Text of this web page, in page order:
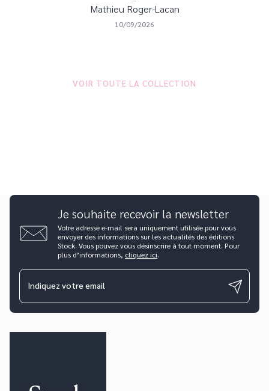
Mathieu Roger-Lacan
10/09/2026
VOIR TOUTE LA COLLECTION
Je souhaite recevoir la newsletter
Votre adresse e-mail sera uniquement utilisée pour vous
envoyer des informations sur les actualités des éditions
Stock. Vous pouvez vous désinscrire à tout moment. Pour
plus d’informations, cliquez ici.
Indiquez votre email